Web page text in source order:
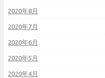
2020年8月
2020年7月
2020年6月
2020年5月
2020年4月